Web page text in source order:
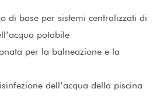
di base per sistemi centralizzati di
potabile
per la balneazione e la
dell’acqua della piscina